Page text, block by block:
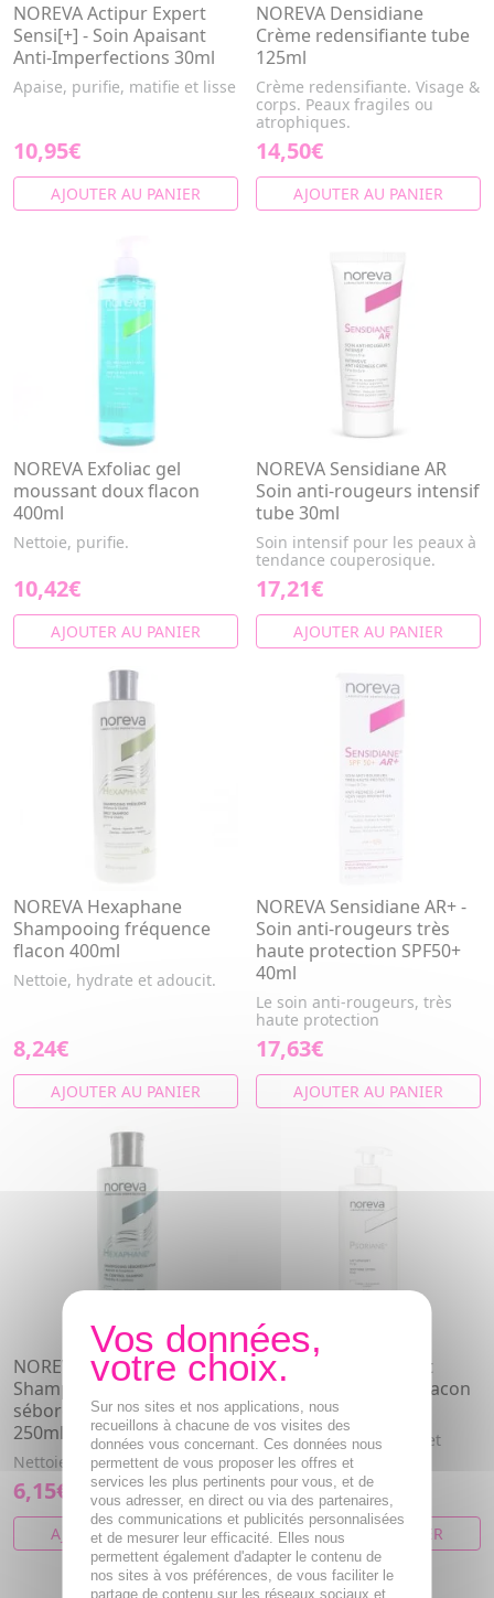
NOREVA Actipur Expert
Sensi[+] - Soin Apaisant
Anti-Imperfections 30ml
Apaise, purifie, matifie et lisse
10,95€
AJOUTER AU PANIER
NOREVA Densidiane
Crème redensifiante tube
125ml
Crème redensifiante. Visage &
corps. Peaux fragiles ou
atrophiques.
14,50€
AJOUTER AU PANIER
NOREVA Exfoliac gel
moussant doux flacon
400ml
Nettoie, purifie.
10,42€
AJOUTER AU PANIER
NOREVA Sensidiane AR
Soin anti-rougeurs intensif
tube 30ml
Soin intensif pour les peaux à
tendance couperosique.
17,21€
AJOUTER AU PANIER
NOREVA Hexaphane
Shampooing fréquence
flacon 400ml
Nettoie, hydrate et adoucit.
8,24€
AJOUTER AU PANIER
NOREVA Sensidiane AR+ -
Soin anti-rougeurs très
haute protection SPF50+
40ml
Le soin anti-rougeurs, très
haute protection
17,63€
AJOUTER AU PANIER
NOREVA Hexaphane
Shampooing
séborégulateur flacon
250ml
Nettoie, assainit, régule.
6,15€
AJOUTER AU PANIER
NOREVA Psoriane lait
apaisant hydratant flacon
pompe 400ml
Lait thermal hydratant et
apaisant.
19,81€
AJOUTER AU PANIER
Sur nos sites et nos applications, nous
recueillons à chacune de vos visites des
données vous concernant. Ces données nous
permettent de vous proposer les offres et
services les plus pertinents pour vous, et de
vous adresser, en direct ou via des partenaires,
des communications et publicités personnalisées
et de mesurer leur efficacité. Elles nous
permettent également d'adapter le contenu de
nos sites à vos préférences, de vous faciliter le
partage de contenu sur les réseaux sociaux et